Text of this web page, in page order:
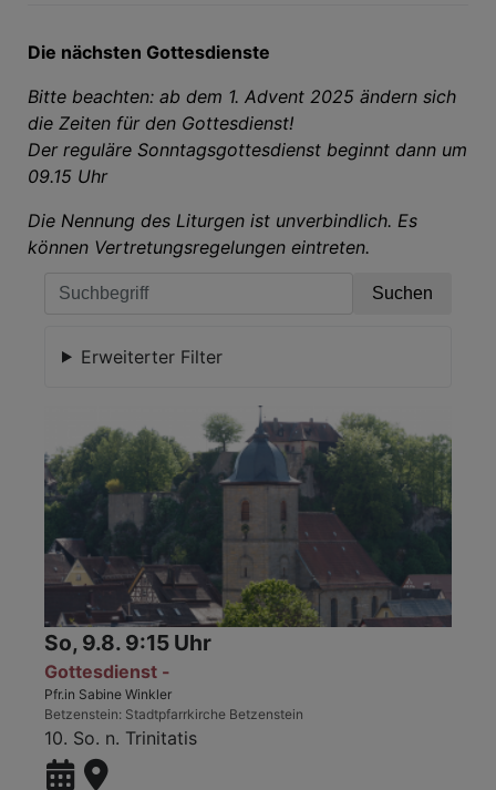
Verstärkung
Die nächsten Gottesdienste
Bitte beachten: ab dem 1. Advent 2025 ändern sich
die Zeiten für den Gottesdienst!
Der reguläre Sonntagsgottesdienst beginnt dann um
09.15 Uhr
Die Nennung des Liturgen ist unverbindlich. Es
können Vertretungsregelungen eintreten.
Erweiterter Filter
So, 9.8. 9:15 Uhr
Gottesdienst -
Pfr.in Sabine Winkler
Betzenstein Stadtpfarrkirche Betzenstein
10. So. n. Trinitatis